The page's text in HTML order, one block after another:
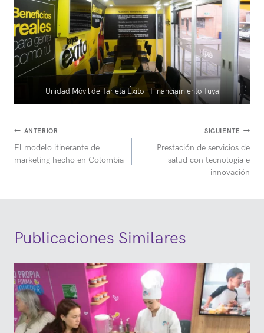
Unidad Móvil de Tarjeta Éxito – Financiamiento Tuya
Navegación
de
ANTERIOR
El modelo itinerante de
marketing hecho en Colombia
SIGUIENTE
Prestación de servicios de
salud con tecnología e
innovación
Publicaciones Similares